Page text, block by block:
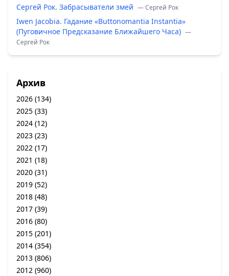
Сергей Рок. Забрасыватели змей — Сергей Рок
Iwen Jacobia. Гадание «Buttonomantia Instantia»
(Пуговичное Предсказание Ближайшего Часа) —
Сергей Рок
Архив
2026 (134)
2025 (33)
2024 (12)
2023 (23)
2022 (17)
2021 (18)
2020 (31)
2019 (52)
2018 (48)
2017 (39)
2016 (80)
2015 (201)
2014 (354)
2013 (806)
2012 (960)